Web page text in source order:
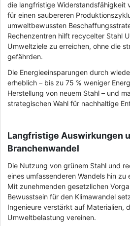
die langfristige Widerstandsfähigkeit
für einen saubereren
umweltbewussten
Rechenzentren hilft recycelter Stahl
Umweltziele zu erreichen, ohne die
gefährden.
Die Energieeinsparungen durch
erheblich – bis zu 75 % weniger
Herstellung von neuem Stahl – und
strategischen Wahl für nachhaltige
Langfristige Auswirkungen
Branchenwandel
Die Nutzung von grünem Stahl und
eines umfassenderen Wandels hin zu
Mit zunehmenden gesetzlichen
Bewusstsein für den Klimawandel
Ingenieure verstärkt auf Materialien,
Umweltbelastung vereinen.